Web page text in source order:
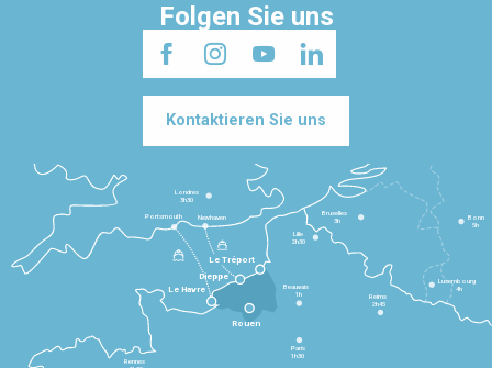
Folgen Sie uns
Kontaktieren Sie uns
Le Havre
Dieppe
Le Tréport
Rennes
Paris
1h30
Beauvais
1h
Reims
2h45
Lille
2h30
Bruxelles
3h
Londres
3h30
Newhaven
Portsmouth
Bonn
5h
Luxembourg
4h
Rouen